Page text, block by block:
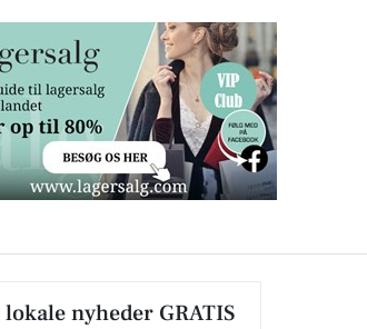
lokale nyheder GRATIS